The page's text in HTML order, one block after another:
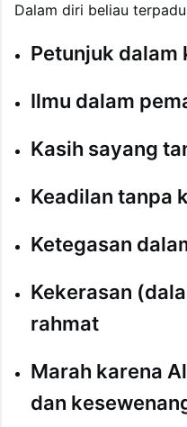
Dalam diri beliau
Petunjuk dalam
Ilmu dalam
Kasih sayang
Keadilan tanpa
Ketegasan
Kekerasan
rahmat
Marah karena
dan